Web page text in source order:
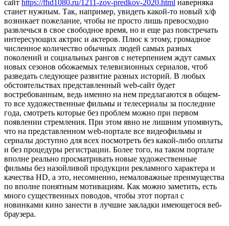
сайт https://fhd1080.ru/1211-zov-predkov-2020.html наверняка
станет нужным. Так, например, увидеть какой-то новый х/ф
возникает пожелание, чтобы не просто лишь превосходно
развлечься в свое свободное время, но и еще раз повстречать
интересующих актрис и актеров. Плюс к этому, громадное
численное количество обычных людей самых разных
поколений и социальных рангов с нетерпением ждут самых
новых сезонов обожаемых телевизионных сериалов, чтоб
разведать следующее развитие разных историй. В любых
обстоятельствах представленный web-сайт будет
востребованным, ведь именно на нем предлагаются в общем-
то все художественные фильмы и телесериалы за последние
года, смотреть которые без проблем можно при первом
появлении стремления. При этом явно не лишним упомянуть,
что на представленном web-портале все видеофильмы и
сериалы доступно для всех посмотреть без какой-либо оплаты
и без процедуры регистрации. Более того, на таком портале
вполне реально просматривать новые художественные
фильмы без назойливой продукции рекламного характера и
качества HD, а это, несомненно, немаловажные преимущества
по вполне понятным мотивациям. Как можно заметить, есть
много существенных поводов, чтобы этот портал с
новинками кино занести в лучшие закладки имеющегося веб-
браузера.